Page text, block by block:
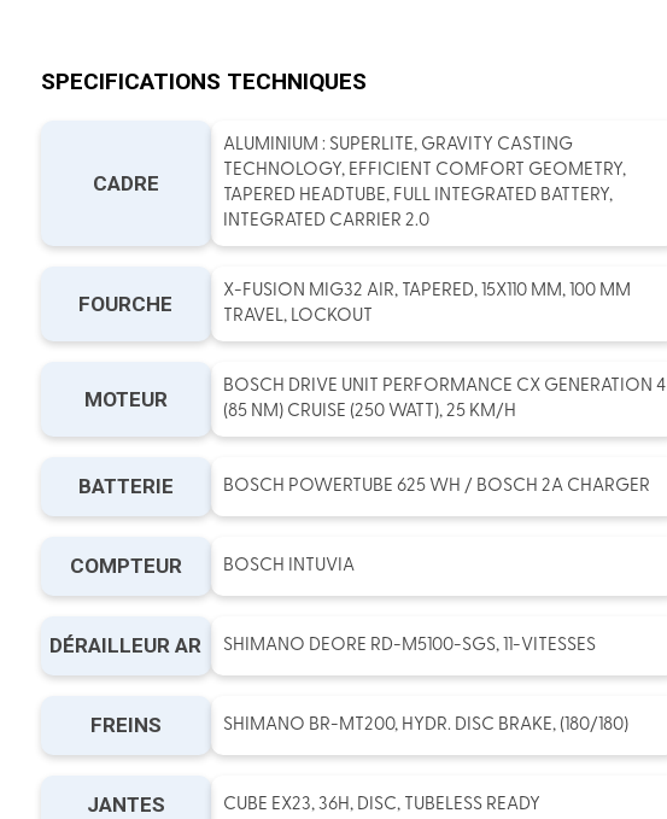
SPECIFICATIONS TECHNIQUES
CADRE
ALUMINIUM : SUPERLITE, GRAVITY CASTING
TECHNOLOGY, EFFICIENT COMFORT GEOMETRY,
TAPERED HEADTUBE, FULL INTEGRATED BATTERY,
INTEGRATED CARRIER 2.0
FOURCHE
X-FUSION MIG32 AIR, TAPERED, 15X110 MM, 100 MM
TRAVEL, LOCKOUT
MOTEUR
BOSCH DRIVE UNIT PERFORMANCE CX GENERATION 4
(85 NM) CRUISE (250 WATT), 25 KM/H
BATTERIE BOSCH POWERTUBE 625 WH / BOSCH 2A CHARGER
COMPTEUR BOSCH INTUVIA
DÉRAILLEUR AR SHIMANO DEORE RD-M5100-SGS, 11-VITESSES
FREINS SHIMANO BR-MT200, HYDR. DISC BRAKE, (180/180)
JANTES CUBE EX23, 36H, DISC, TUBELESS READY